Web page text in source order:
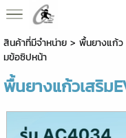
สินค้าที่มีจำหน่าย> พื้นยางแก้ว
มข้อซิปหน้า
พื้นยางแก้วเสริม